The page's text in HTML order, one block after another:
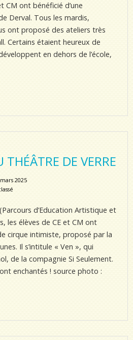
CM ont bénéficié d’une
Derval. Tous les mardis,
ont proposé des ateliers très
Certains étaient heureux de
en dehors de l’école,
THÉÂTRE DE VERRE
2025
d’Education Artistique et
les élèves de CE et CM ont
cirque intimiste, proposé par la
Il s’intitule « Ven », qui
de la compagnie Si Seulement.
enchantés ! source photo :